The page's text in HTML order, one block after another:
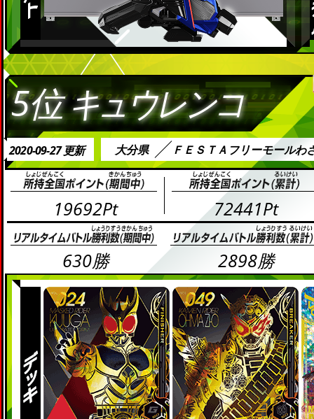
5位キュウレンコ
2020-09-27 更新 大分県 ＦＥＳＴＡフリーモールわ
19692Pt 72441Pt
630勝 2898勝